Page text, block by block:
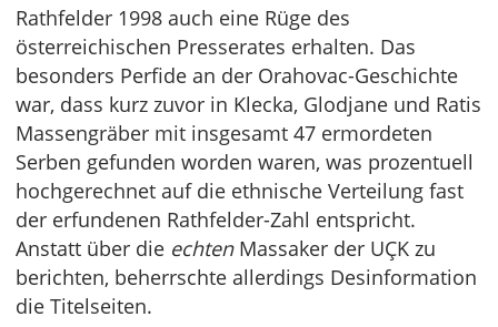
Rathfelder 1998 auch eine Rüge des
österreichischen Presserates erhalten. Das
besonders Perfide an der Orahovac-Geschichte
war, dass kurz zuvor in Klecka, Glodjane und Ratis
Massengräber mit insgesamt 47 ermordeten
Serben gefunden worden waren, was prozentuell
hochgerechnet auf die ethnische Verteilung fast
der erfundenen Rathfelder-Zahl entspricht.
Anstatt über die echtenMassaker der UÇK zu
berichten, beherrschte allerdings Desinformation
die Titelseiten.